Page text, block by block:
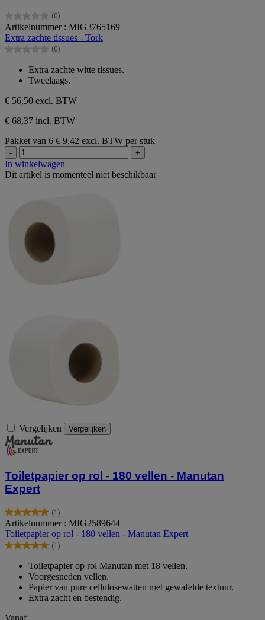
(0)
0.0
van
de
5
Artikelnummer : MIG3765169
Extra zachte tissues - Tork
(0)
0.0
sterren.
Extra zachte witte tissues.
Tweelaags.
€ 56,50 excl. BTW
€ 68,37 incl. BTW
Pakket van 6 € 9,42 excl. BTW per stuk
- +
In winkelwagen
Dit artikel is momenteel niet beschikbaar
Vergelijken Vergelijken
Toiletpapier op rol - 180 vellen - Manutan
Expert
(1)
5.0
van
de
5
beoordeling
Artikelnummer : MIG2589644
Toiletpapier op rol - 180 vellen - Manutan Expert
(1)
5.0
sterren.
beoordeling
Toiletpapier op rol Manutan met 18 vellen.
Voorgesneden vellen.
Papier van pure cellulosewatten met gewafelde textuur.
Extra zacht en bestendig.